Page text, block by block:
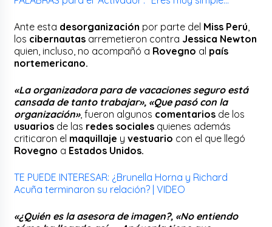
Ante esta desorganización por parte del Miss Perú
los cibernautas arremetieron contra Jessica Newton
quien, incluso, no acompañó a Rovegno al país
nortemericano.
«La organizadora para de vacaciones seguro está
cansada de tanto trabajar», «Que pasó con la
organización», fueron algunos comentarios de los
usuarios de las redes sociales quienes además
criticaron el maquillaje yvestuario con el que llegó
Rovegno a Estados Unidos.
TE PUEDE INTERESAR: ¿Brunella Horna y Richard
Acuña terminaron su relación? | VIDEO
«¿Quién es la asesora de imagen?, «No entiendo